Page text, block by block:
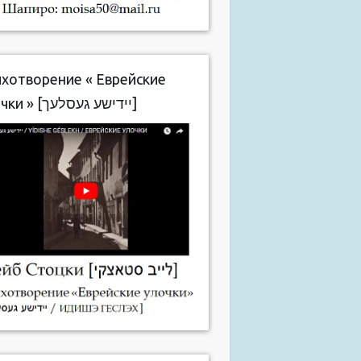
« Еврейские
улочки » [יידישע געסלעך]